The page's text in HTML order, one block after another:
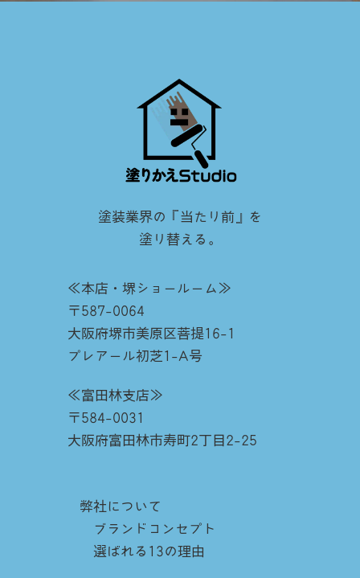
塗装業界の『当たり前』を
塗り替える。
≪本店・堺ショールーム≫
〒587-0064
大阪府堺市美原区菩提16-1
プレアール初芝1-A号
≪富田林支店≫
〒584-0031
大阪府富田林市寿町2丁目2-25
弊社について
ブランドコンセプト
選ばれる13の理由